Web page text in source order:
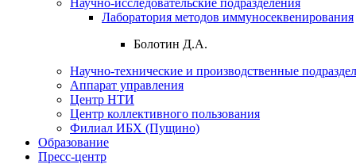
Лаборатория методов иммуносеквенирования
Болотин Д.А.
Научно-технические и производственные
Аппарат управления
Центр НТИ
Центр коллективного пользования
Филиал ИБХ (Пущино)
Образование
Пресс-центр